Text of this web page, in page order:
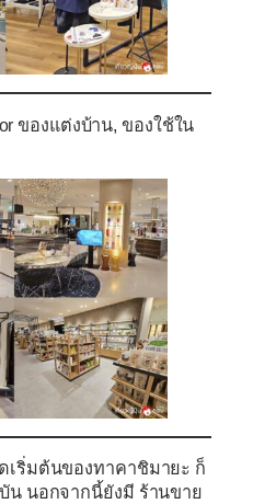
ของแต่งบ้าน, ของใช้ใน
เริ่มต้นของทาคาชิมายะ ก็
น นอกจากนี้ยังมี ร้านขาย